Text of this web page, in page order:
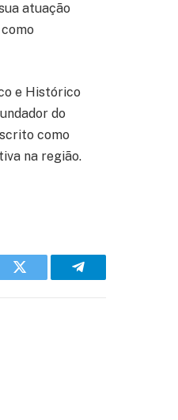
atuação
e Histórico
do
como
na região.
Twitter Telegram